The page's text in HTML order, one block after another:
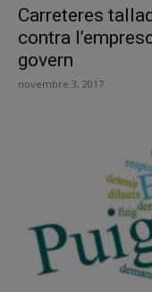
Carreteres
contra
govern
novembre 3, 2017